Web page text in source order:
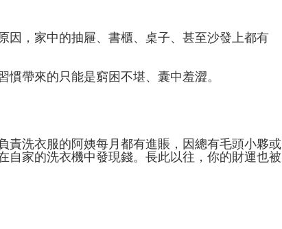
因，家中的抽屜、書櫃、桌子、甚至沙發上都有
帶來的只能是窮困不堪、囊中羞澀。
責洗衣服的阿姨每月都有進賬，因總有毛頭小夥或
自家的洗衣機中發現錢。長此以往，你的財運也被